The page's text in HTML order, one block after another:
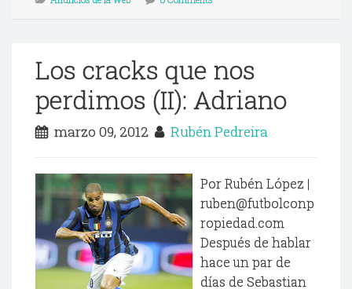
Los cracks que nos
perdimos (II): Adriano
marzo 09, 2012 Rubén Pedreira
Por Rubén López |
ruben@futbolconp
ropiedad.com
Después de hablar
hace un par de
días de Sebastian